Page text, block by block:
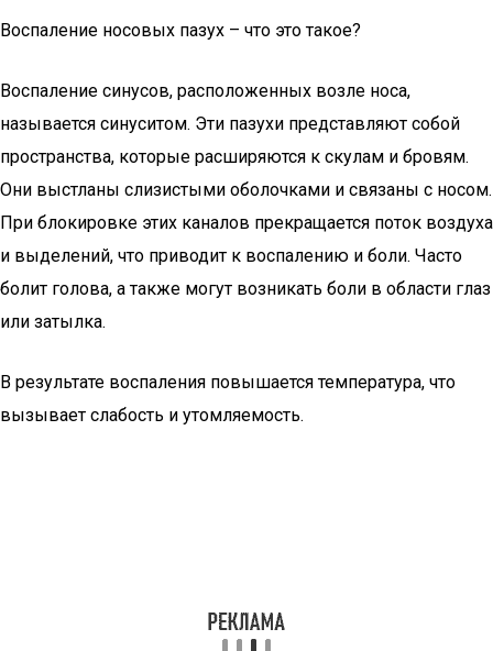
Воспаление носовых пазух – что это такое?
Воспаление синусов, расположенных возле носа,
называется синуситом. Эти пазухи представляют собой
пространства, которые расширяются к скулам и бровям.
Они выстланы слизистыми оболочками и связаны с носом.
При блокировке этих каналов прекращается поток воздуха
и выделений, что приводит к воспалению и боли. Часто
болит голова, а также могут возникать боли в области глаз
или затылка.
В результате воспаления повышается температура, что
вызывает слабость и утомляемость.